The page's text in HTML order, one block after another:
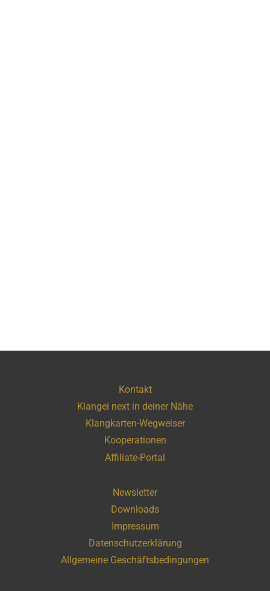
Kontakt
Klangei next in deiner Nähe
Klangkarten-Wegweiser
Kooperationen
Affiliate-Portal
Newsletter
Downloads
Impressum
Datenschutzerklärung
Allgemeine Geschäftsbedingungen